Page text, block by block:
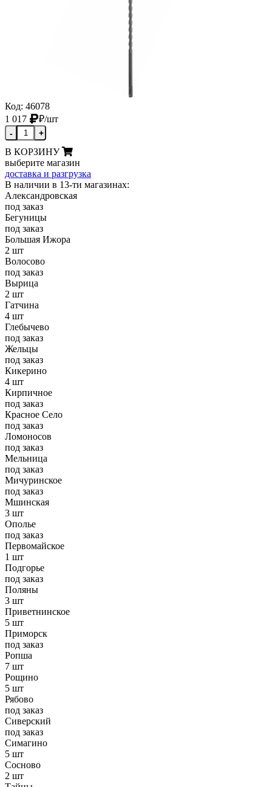
Код: 46078
1 017
₽/шт
- +
В КОРЗИНУ
выберите магазин
доставка и разгрузка
В наличии в 13-ти магазинах:
Александровская
под заказ
Бегуницы
под заказ
Большая Ижора
2 шт
Волосово
под заказ
Вырица
2 шт
Гатчина
4 шт
Глебычево
под заказ
Жельцы
под заказ
Кикерино
4 шт
Кирпичное
под заказ
Красное Село
под заказ
Ломоносов
под заказ
Мельница
под заказ
Мичуринское
под заказ
Мшинская
3 шт
Ополье
под заказ
Первомайское
1 шт
Подгорье
под заказ
Поляны
3 шт
Приветнинское
5 шт
Приморск
под заказ
Ропша
7 шт
Рощино
5 шт
Рябово
под заказ
Сиверский
под заказ
Симагино
5 шт
Сосново
2 шт